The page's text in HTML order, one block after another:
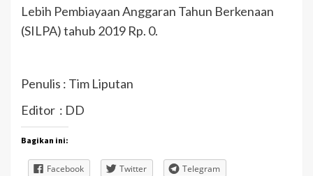
Lebih Pembiayaan Anggaran Tahun Berkenaan
(SILPA) tahub 2019 Rp. 0.
Penulis : Tim Liputan
Editor : DD
Bagikan ini:
Facebook Twitter Telegram